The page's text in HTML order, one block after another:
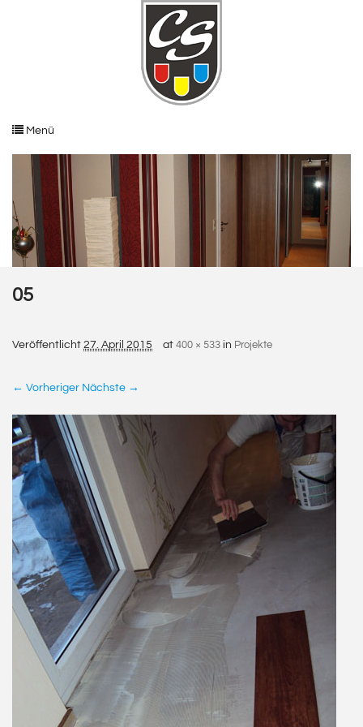
Menü
05
Veröffentlicht 27. April 2015 at 400 × 533 in Projekte
← Vorheriger Nächste →